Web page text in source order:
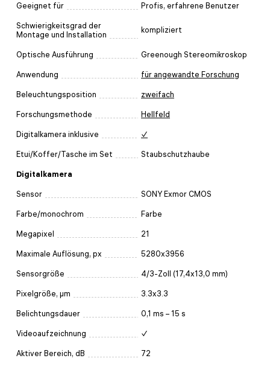
Geeignet für Profis, erfahrene Benutzer
Schwierigkeitsgrad der
Montage und Installation
kompliziert
Optische Ausführung Greenough Stereomikroskop
Anwendung für angewandte Forschung
Beleuchtungsposition zweifach
Forschungsmethode Hellfeld
Digitalkamera inklusive ✓
Etui/Koffer/Tasche im Set Staubschutzhaube
Digitalkamera
Sensor SONY Exmor CMOS
Farbe/monochrom Farbe
Megapixel 21
Maximale Auflösung, px 5280x3956
Sensorgröße 4/3-Zoll (17,4x13,0 mm)
Pixelgröße, µm 3.3x3.3
Belichtungsdauer 0,1 ms – 15 s
Videoaufzeichnung ✓
Aktiver Bereich, dB 72